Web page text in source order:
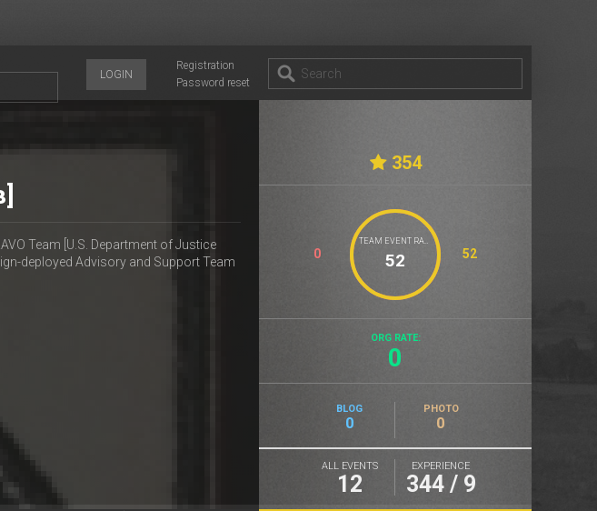
Registration
Password reset
LOGIN
Team [U.S. Department of Justice
deployed Advisory and Support Team
354
0 52
ORG RATE:
0
BLOG
0
PHOTO
0
ALL EVENTS
12
EXPERIENCE
344 / 9